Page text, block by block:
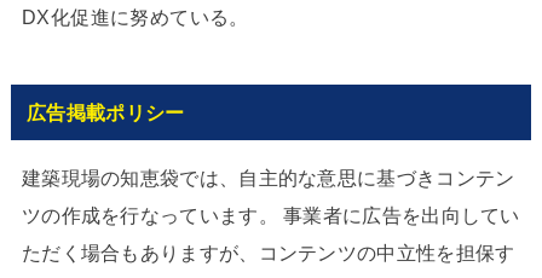
DX化促進に努めている。
広告掲載ポリシー
建築現場の知恵袋では、自主的な意思に基づきコンテン
ツの作成を行なっています。 事業者に広告を出向してい
ただく場合もありますが、コンテンツの中立性を担保す